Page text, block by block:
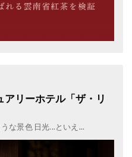
リーホテル「ザ・リ
な景色 日光...といえ...